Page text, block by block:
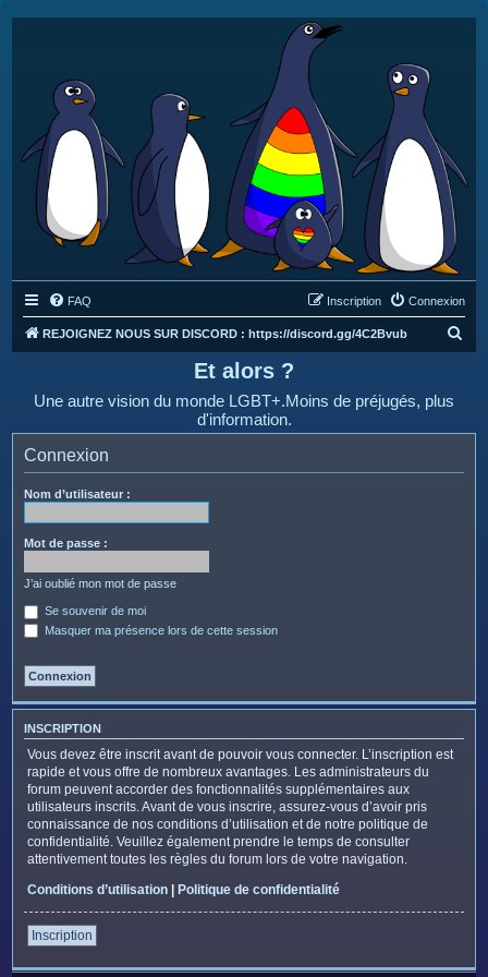
FAQ Connexion
Inscription
REJOIGNEZ NOUS SUR DISCORD : https://discord.gg/4C2Bvub
e
Et alors ?
Une autre vision du monde LGBT+.Moins de préjugés, plus
d'information.
Connexion
Nom d’utilisateur :
Mot de passe :
J’ai oublié mon mot de passe
Se souvenir de moi
Masquer ma présence lors de cette session
INSCRIPTION
Vous devez être inscrit avant de pouvoir vous connecter. L’inscription est
rapide et vous offre de nombreux avantages. Les administrateurs du
forum peuvent accorder des fonctionnalités supplémentaires aux
utilisateurs inscrits. Avant de vous inscrire, assurez-vous d’avoir pris
connaissance de nos conditions d’utilisation et de notre politique de
confidentialité. Veuillez également prendre le temps de consulter
attentivement toutes les règles du forum lors de votre navigation.
Conditions d’utilisation | Politique de confidentialité
Inscription